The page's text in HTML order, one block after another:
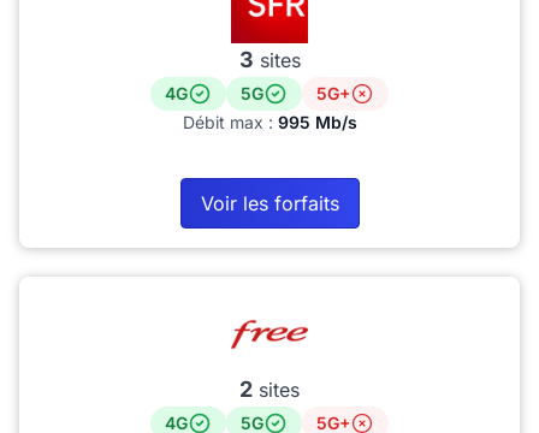
3 sites
4G 5G
5G+
Débit max : 995 Mb/s
Voir les forfaits
2 sites
4G 5G
5G+